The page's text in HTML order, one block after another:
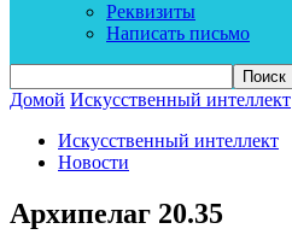
Реквизиты
Написать письмо
Домой Искусственный интеллект
Искусственный интеллект
Новости
Архипелаг 20.35